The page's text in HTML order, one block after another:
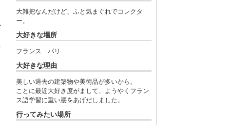
大雑把なんだけど、ふと気まぐれでコレクタ
ー。
大好きな場所
フランス パリ
大好きな理由
美しい過去の建築物や美術品が多いから。
ことに最近大好き度がまして、ようやくフラン
ス語学習に重い腰をあげだしました。
行ってみたい場所